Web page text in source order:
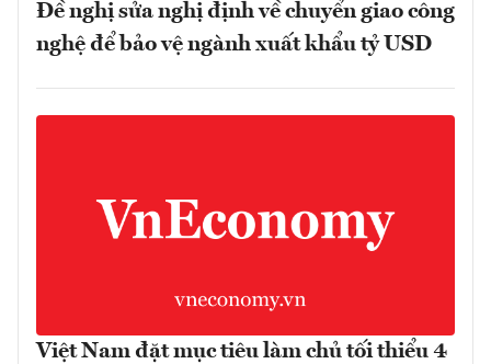
Đề nghị sửa nghị định về chuyển giao công
nghệ để bảo vệ ngành xuất khẩu tỷ USD
Việt Nam đặt mục tiêu làm chủ tối thiểu 4